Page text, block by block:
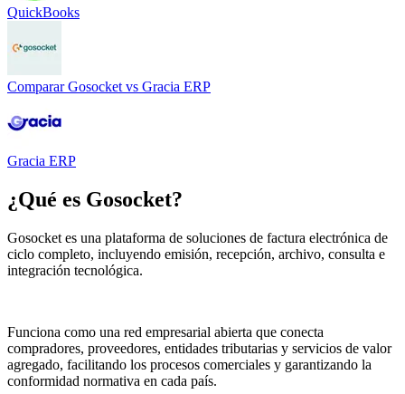
QuickBooks
Comparar Gosocket vs Gracia ERP
Gracia ERP
¿Qué es Gosocket?
Gosocket es una plataforma de soluciones de factura electrónica de
ciclo completo, incluyendo emisión, recepción, archivo, consulta e
integración tecnológica.
Funciona como una red empresarial abierta que conecta
compradores, proveedores, entidades tributarias y servicios de valor
agregado, facilitando los procesos comerciales y garantizando la
conformidad normativa en cada país.